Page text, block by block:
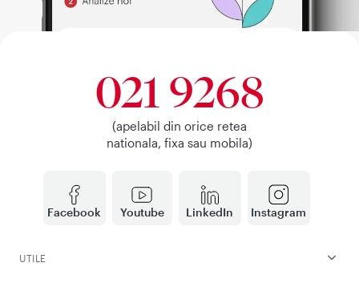
Facebook Youtube LinkedIn Instagram
021 9268
(apelabil din orice retea
nationala, fixa sau mobila)
UTILE